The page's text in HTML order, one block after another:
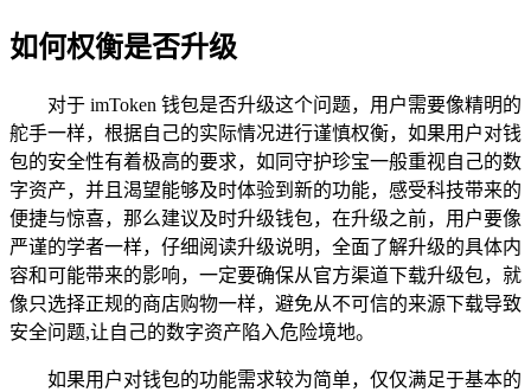
如何权衡是否升级
对于 imToken 钱包是否升级这个问题，用户需要像精明的
舵手一样，根据自己的实际情况进行谨慎权衡，如果用户对钱
包的安全性有着极高的要求，如同守护珍宝一般重视自己的数
字资产，并且渴望能够及时体验到新的功能，感受科技带来的
便捷与惊喜，那么建议及时升级钱包，在升级之前，用户要像
严谨的学者一样，仔细阅读升级说明，全面了解升级的具体内
容和可能带来的影响，一定要确保从官方渠道下载升级包，就
像只选择正规的商店购物一样，避免从不可信的来源下载导致
安全问题,让自己的数字资产陷入危险境地。
如果用户对钱包的功能需求较为简单，仅仅满足于基本的